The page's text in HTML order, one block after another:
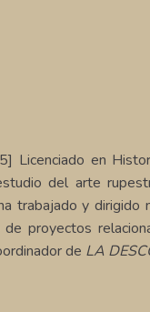
Licenciado en
del arte
trabajado y
proyectos
de LA